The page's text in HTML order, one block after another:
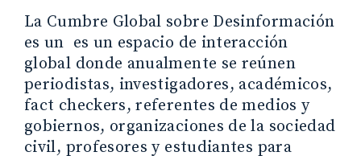
La Cumbre Global sobre Desinformación
es un es un espacio de interacción
global donde anualmente se reúnen
periodistas, investigadores, académicos,
fact checkers, referentes de medios y
gobiernos, organizaciones de la sociedad
civil, profesores y estudiantes para